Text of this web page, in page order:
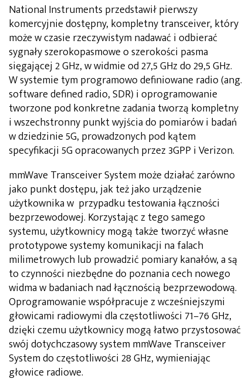
National Instruments przedstawił pierwszy
komercyjnie dostępny, kompletny transceiver, który
może w czasie rzeczywistym nadawać i odbierać
sygnały szerokopasmowe o szerokości pasma
sięgającej 2 GHz, w widmie od 27,5 GHz do 29,5 GHz.
W systemie tym programowo definiowane radio (ang.
software defined radio, SDR) i oprogramowanie
tworzone pod konkretne zadania tworzą kompletny
i wszechstronny punkt wyjścia do pomiarów i badań
w dziedzinie 5G, prowadzonych pod kątem
specyfikacji 5G opracowanych przez 3GPP i Verizon.
mmWave Transceiver System może działać zarówno
jako punkt dostępu, jak też jako urządzenie
użytkownika w przypadku testowania łączności
bezprzewodowej. Korzystając z tego samego
systemu, użytkownicy mogą także tworzyć własne
prototypowe systemy komunikacji na falach
milimetrowych lub prowadzić pomiary kanałów, a są
to czynności niezbędne do poznania cech nowego
widma w badaniach nad łącznością bezprzewodową.
Oprogramowanie współpracuje z wcześniejszymi
głowicami radiowymi dla częstotliwości 71–76 GHz,
dzięki czemu użytkownicy mogą łatwo przystosować
swój dotychczasowy system mmWave Transceiver
System do częstotliwości 28 GHz, wymieniając
głowice radiowe.